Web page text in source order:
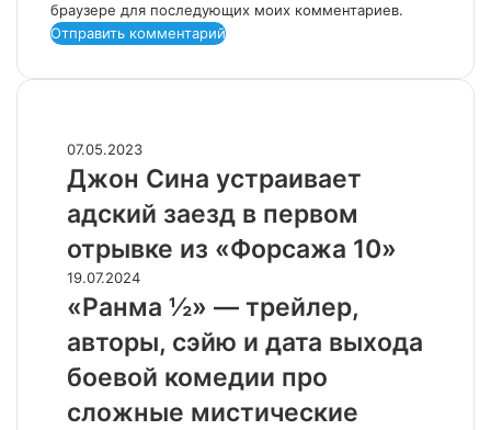
браузере для последующих моих комментариев.
Джон
Сина
устраивает
адский
заезд
в
первом
отрывке
«Форсажа 10»
07.05.2023
Джон Сина устраивает
адский заезд в первом
отрывке из «Форсажа 10»
«Ранма
½»
трейлер,
авторы,
сэйю
и
19.07.2024
«Ранма ½» — трейлер,
авторы, сэйю и дата выхода
боевой комедии про
сложные мистические